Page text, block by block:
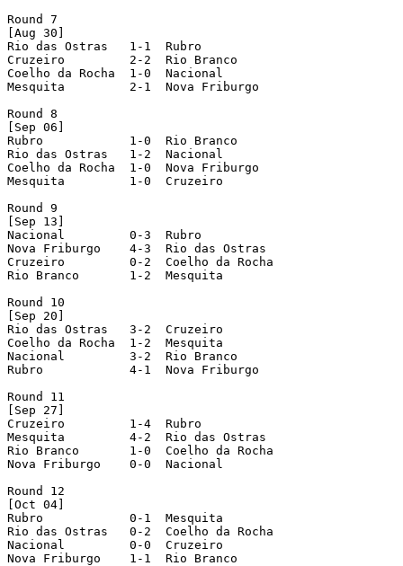
Round 7
[Aug 30]
Rio das Ostras   1-1  Rubro
Cruzeiro         2-2  Rio Branco
Coelho da Rocha  1-0  Nacional
Mesquita         2-1  Nova Friburgo
Round 8
[Sep 06]
Rubro            1-0  Rio Branco
Rio das Ostras   1-2  Nacional
Coelho da Rocha  1-0  Nova Friburgo
Mesquita         1-0  Cruzeiro
Round 9
[Sep 13]
Nacional         0-3  Rubro
Nova Friburgo    4-3  Rio das Ostras
Cruzeiro         0-2  Coelho da Rocha
Rio Branco       1-2  Mesquita
Round 10
[Sep 20]
Rio das Ostras   3-2  Cruzeiro
Coelho da Rocha  1-2  Mesquita
Nacional         3-2  Rio Branco
Rubro            4-1  Nova Friburgo
Round 11
[Sep 27]
Cruzeiro         1-4  Rubro
Mesquita         4-2  Rio das Ostras
Rio Branco       1-0  Coelho da Rocha
Nova Friburgo    0-0  Nacional
Round 12
[Oct 04]
Rubro            0-1  Mesquita
Rio das Ostras   0-2  Coelho da Rocha
Nacional         0-0  Cruzeiro
Nova Friburgo    1-1  Rio Branco